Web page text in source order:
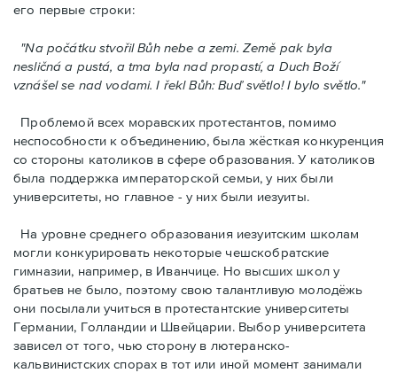
его первые строки:
"Na počátku stvořil Bůh nebe a zemi. Země pak byla
nesličná a pustá, a tma byla nad propastí, a Duch Boží
vznášel se nad vodami. I řekl Bůh: Buď světlo! I bylo světlo."
Проблемой всех моравских протестантов, помимо
неспособности к объединению, была жёсткая конкуренция
со стороны католиков в сфере образования. У католиков
была поддержка императорской семьи, у них были
университеты, но главное - у них были иезуиты.
На уровне среднего образования иезуитским школам
могли конкурировать некоторые чешскобратские
гимназии, например, в Иванчице. Но высших школ у
братьев не было, поэтому свою талантливую молодёжь
они посылали учиться в протестантские университеты
Германии, Голландии и Швейцарии. Выбор университета
зависел от того, чью сторону в лютеранско-
кальвинистских спорах в тот или иной момент занимали